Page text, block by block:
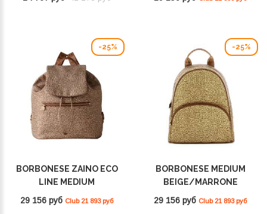
934486I15 X11
-25%
BORBONESE ZAINO ECO
LINE MEDIUM
BEIGE/MARRONE
934486I15994
29 156 руб Club 21 893 руб
-25%
BORBONESE MEDIUM
BEIGE/MARRONE
934136I15994
29 156 руб Club 21 893 руб